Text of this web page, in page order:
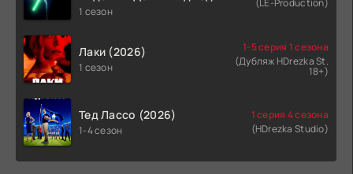
(2026)
1 сезон
(LE-Production)
Лаки (2026)
1 сезон
1-5 серия 1 сезона
(Дубляж HDrezka St.
18+)
Тед Лассо (2026)
1-4 сезон
1 серия 4 сезона
(HDrezka Studio)